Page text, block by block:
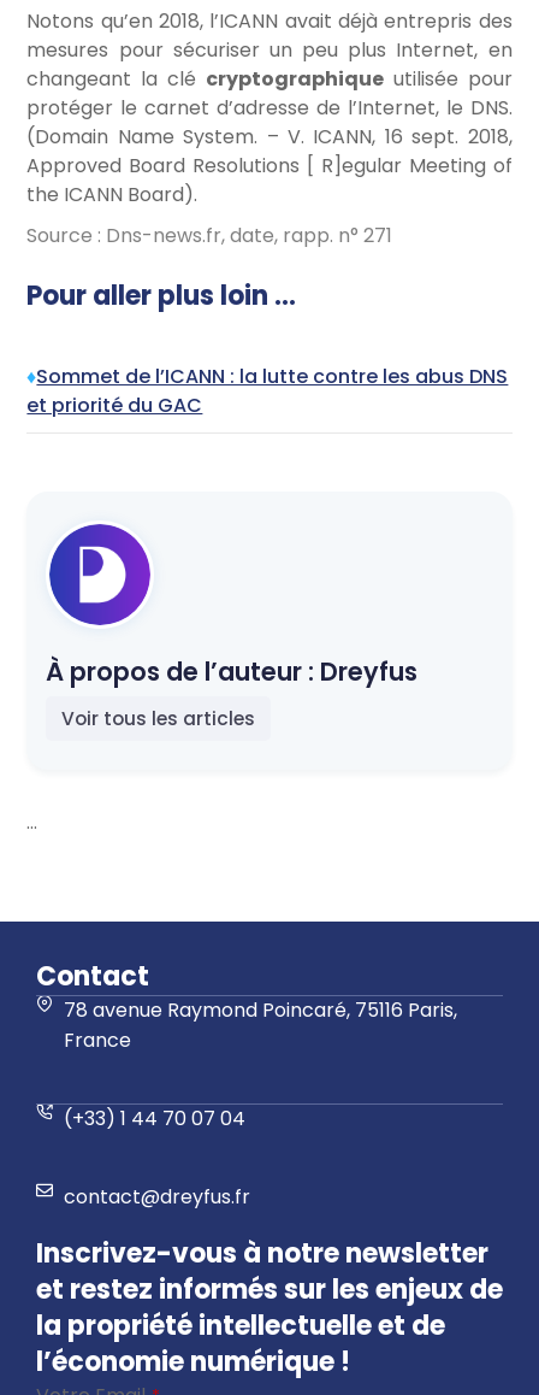
Notons qu’en 2018, l’ICANN avait déjà entrepris des
mesures pour sécuriser un peu plus Internet, en
changeant la clé cryptographiqueutilisée pour
protéger le carnet d’adresse de l’Internet, le DNS.
(Domain Name System. – V. ICANN, 16 sept. 2018,
Approved Board Resolutions [ R]egular Meeting of
the ICANN Board).
Source : Dns-news.fr, date, rapp. n° 271
Pour aller plus loin …
♦Sommet de l’ICANN : la lutte contre les abus DNS
et priorité du GAC
À propos de l’auteur : Dreyfus
Voir tous les articles
...
Contact
78 avenue Raymond Poincaré, 75116 Paris,
France
(+33) 1 44 70 07 04
contact@dreyfus.fr
Inscrivez-vous à notre newsletter
et restez informés sur les enjeux de
la propriété intellectuelle et de
l’économie numérique !